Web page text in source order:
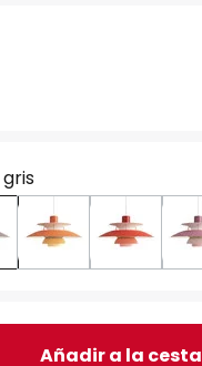
gris
Añadir a la cesta